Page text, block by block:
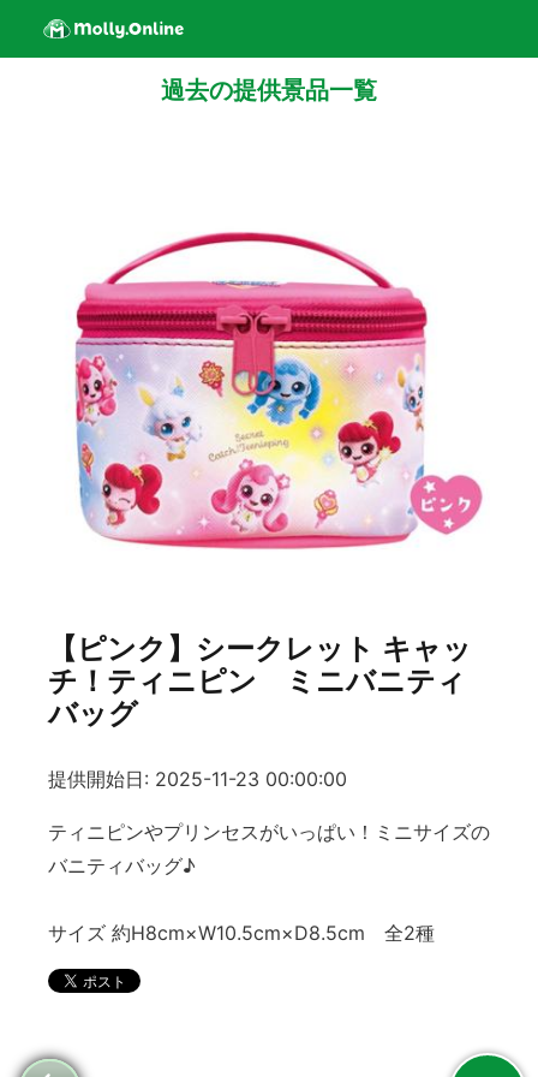
過去の提供景品一覧
【ピンク】シークレット キャッ
チ！ティニピン ミニバニティ
バッグ
提供開始日: 2025-11-23 00:00:00
ティニピンやプリンセスがいっぱい！ミニサイズの
バニティバッグ♪
サイズ 約H8cm×W10.5cm×D8.5cm 全2種